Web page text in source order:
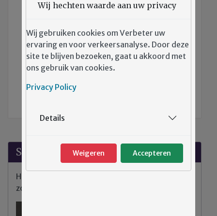
Afbeelding: Spreekbuis Zomer 2024
Credits:
Redactie Spreekbuis WLB
Joannaplantsoen/drukkerij
Suggesties?
Heeft u klachten, tips of opmerkingen over de
zorg binnen Emergis?
Wij hechten waarde aan uw privacy
Wij gebruiken cookies om Verbeter uw
ervaring en voor verkeersanalyse. Door deze
site te blijven bezoeken, gaat u akkoord met
ons gebruik van cookies.
Privacy Policy
Details
Weigeren Accepteren